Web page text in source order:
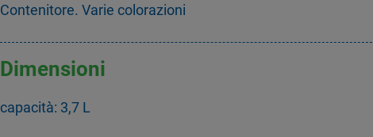
Contenitore. Varie colorazioni
Dimensioni
capacità: 3,7 L